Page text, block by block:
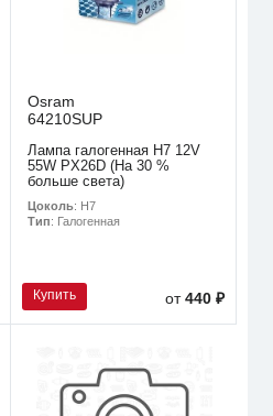
Osram
64210SUP
Лампа галогенная H7 12V
55W PX26D (На 30 %
больше света)
Цоколь: H7
Тип: Галогенная
Купить от440 ₽